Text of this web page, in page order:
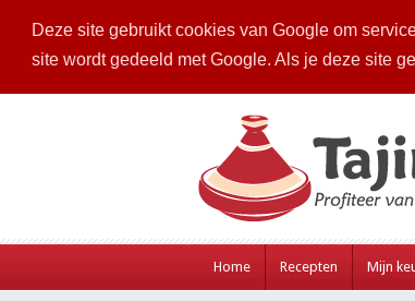
Deze site gebruikt cookies van Google om
site wordt gedeeld met Google. Als je deze site
Home Recepten Mijn